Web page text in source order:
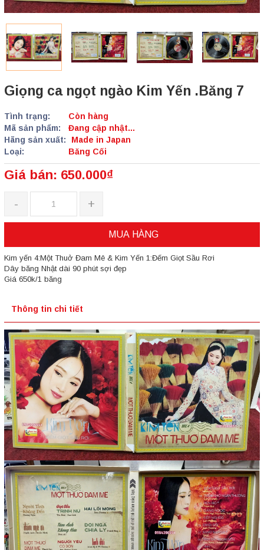
Giọng ca ngọt ngào Kim Yến .Băng 7
Tình trạng:
Còn hàng
Mã sản phẩm:
Đang cập nhật...
Hãng sản xuất:
Made in Japan
Loại:
Băng Cối
Giá bán: 650.000₫
- +
MUA HÀNG
Kim yến 4:Một Thuở Đam Mê & Kim Yến 1:Đếm Giọt Sầu Rơi
Dây băng Nhật dài 90 phút sợi đẹp
Giá 650k/1 băng
Thông tin chi tiết